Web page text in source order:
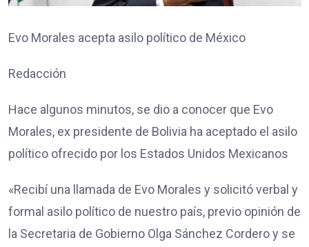
Evo Morales acepta asilo político de México
Redacción
Hace algunos minutos, se dio a conocer que Evo
Morales, ex presidente de Bolivia ha aceptado el asilo
político ofrecido por los Estados Unidos Mexicanos
«Recibí una llamada de Evo Morales y solicitó verbal y
formal asilo político de nuestro país, previo opinión de
la Secretaria de Gobierno Olga Sánchez Cordero y se